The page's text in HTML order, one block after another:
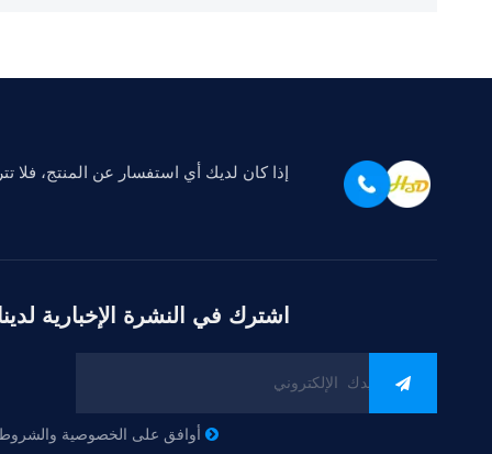
إذا كان لديك أي استفسار عن المنتج، فلا
اشترك في النشرة الإخبارية
 أوافق على الخصوصية